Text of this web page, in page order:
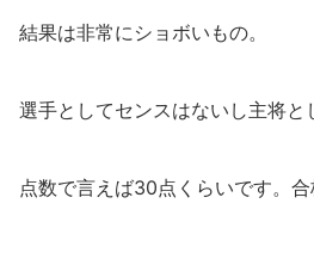
結果は非常にショボいもの。
選手としてセンスはないし主将と
点数で言えば30点くらいです。合